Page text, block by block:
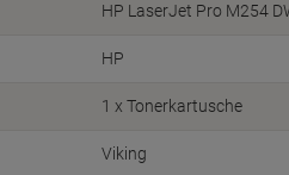
HP LaserJet Pro M254
HP
1 x Tonerkartusche
Viking